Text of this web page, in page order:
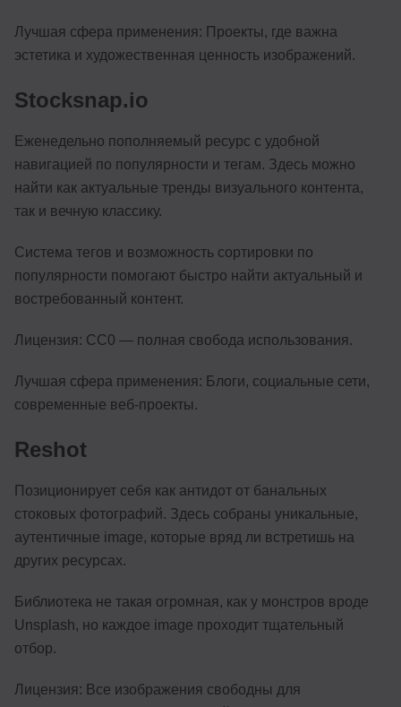
Лучшая сфера применения: Проекты, где важна
эстетика и художественная ценность изображений.
Stocksnap.io
Еженедельно пополняемый ресурс с удобной
навигацией по популярности и тегам. Здесь можно
найти как актуальные тренды визуального контента,
так и вечную классику.
Система тегов и возможность сортировки по
популярности помогают быстро найти актуальный и
востребованный контент.
Лицензия: CC0 — полная свобода использования.
Лучшая сфера применения: Блоги, социальные сети,
современные веб-проекты.
Reshot
Позиционирует себя как антидот от банальных
стоковых фотографий. Здесь собраны уникальные,
аутентичные image, которые вряд ли встретишь на
других ресурсах.
Библиотека не такая огромная, как у монстров вроде
Unsplash, но каждое image проходит тщательный
отбор.
Лицензия: Все изображения свободны для